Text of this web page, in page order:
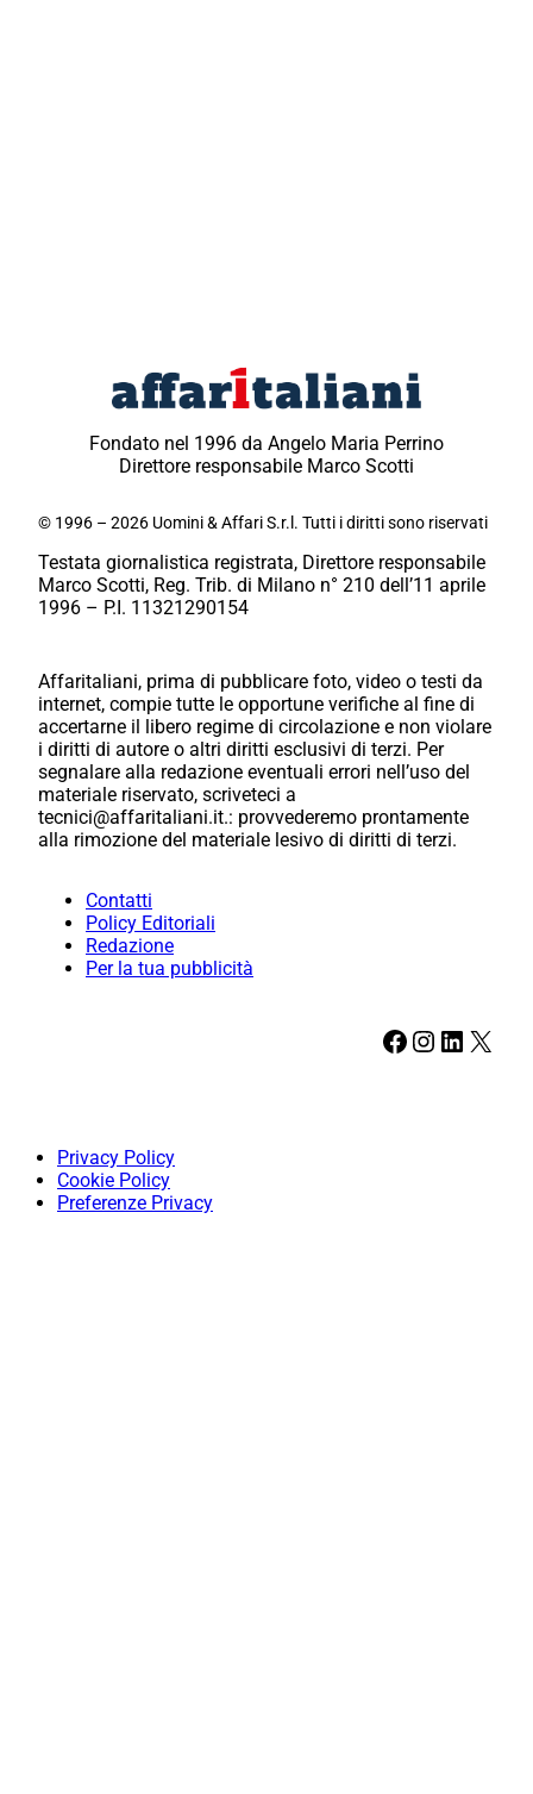
Fondato nel 1996 da Angelo Maria Perrino
Direttore responsabile Marco Scotti
© 1996 – 2026 Uomini & Affari S.r.l. Tutti i diritti sono riservati
Testata giornalistica registrata, Direttore responsabile
Marco Scotti, Reg. Trib. di Milano n° 210 dell’11 aprile
1996 – P.I. 11321290154
Affaritaliani, prima di pubblicare foto, video o testi da
internet, compie tutte le opportune verifiche al fine di
accertarne il libero regime di circolazione e non violare
i diritti di autore o altri diritti esclusivi di terzi. Per
segnalare alla redazione eventuali errori nell’uso del
materiale riservato, scriveteci a
tecnici@affaritaliani.it.: provvederemo prontamente
alla rimozione del materiale lesivo di diritti di terzi.
Contatti
Policy Editoriali
Redazione
Per la tua pubblicità
Facebook Instagram LinkedIn X
Privacy Policy
Cookie Policy
Preferenze Privacy